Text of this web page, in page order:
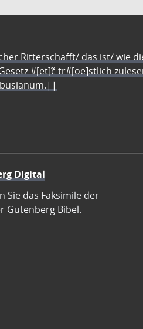
Ritterschafft/ das ist/ wie
#[et]c̃ tr#[oe]stlich
Digital
Sie das Faksimile der
Gutenberg Bibel.